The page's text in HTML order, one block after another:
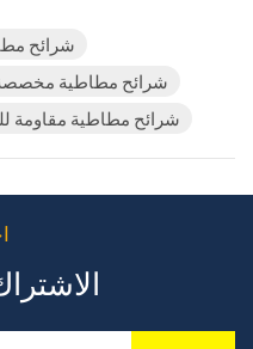
بشكل لم يسبق له
شرائح
شرائح مطاطية مخصصة
شرائح مطاطية مقاومة